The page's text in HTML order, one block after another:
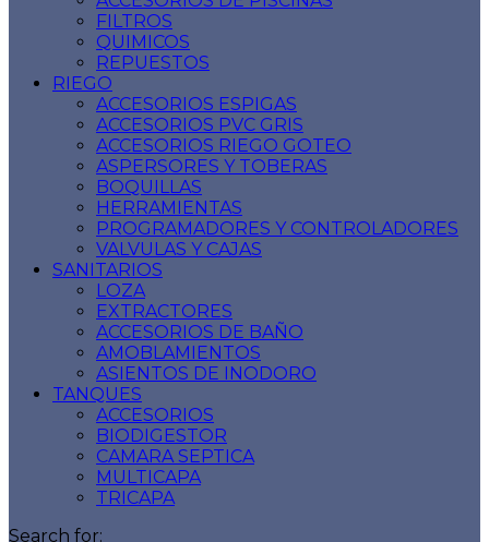
FILTROS
QUIMICOS
REPUESTOS
RIEGO
ACCESORIOS ESPIGAS
ACCESORIOS PVC GRIS
ACCESORIOS RIEGO GOTEO
ASPERSORES Y TOBERAS
BOQUILLAS
HERRAMIENTAS
PROGRAMADORES Y CONTROLADORES
VALVULAS Y CAJAS
SANITARIOS
LOZA
EXTRACTORES
ACCESORIOS DE BAÑO
AMOBLAMIENTOS
ASIENTOS DE INODORO
TANQUES
ACCESORIOS
BIODIGESTOR
CAMARA SEPTICA
MULTICAPA
TRICAPA
Search for: